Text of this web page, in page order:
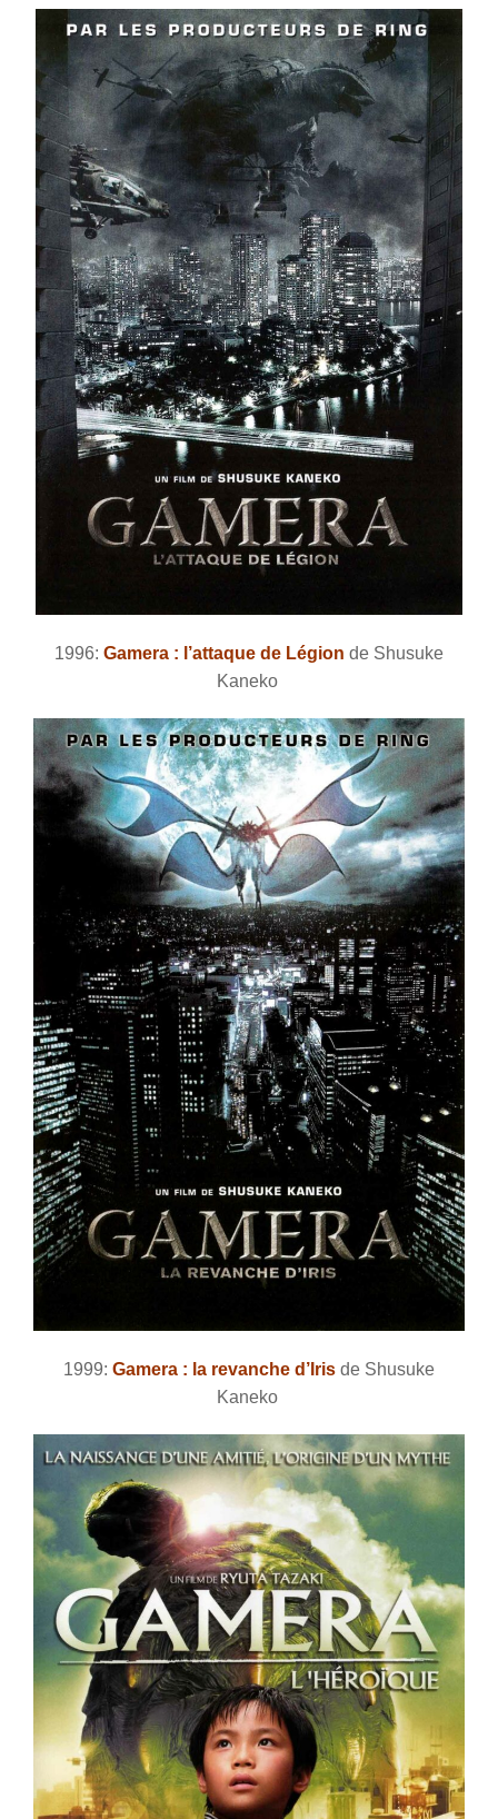
1996: Gamera : l’attaque de Légion de Shusuke
Kaneko
1999: Gamera : la revanche d’Iris de Shusuke
Kaneko